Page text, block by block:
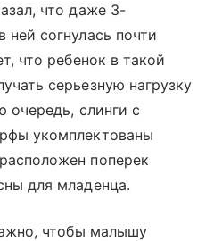
что даже 3-
ней согнулась почти
что ребенок в такой
серьезную нагрузку
очередь, слинги с
укомплектованы
поперек
для младенца.
чтобы малышу